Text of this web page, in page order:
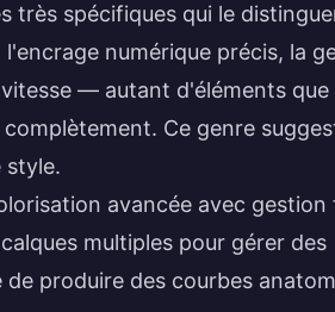
très spécifiques qui le
numérique précis, la
— autant d'éléments que
Ce genre
style.
avancée avec gestion
multiples pour gérer des
de produire des courbes